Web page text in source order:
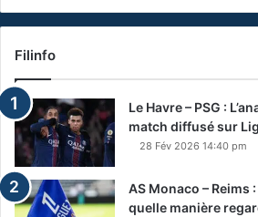
Filinfo
Le Havre – PSG :
match diffusé sur
28 Fév 2026 14:40 pm
AS Monaco – Reims
quelle manière